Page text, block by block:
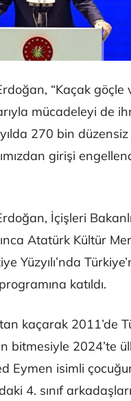
“Kaçak göçle
mücadeleyi de
270 bin düzensiz
girişi
İçişleri
Atatürk Kültür
Yüzyılı’nda
katıldı.
kaçarak 2011’de
bitmesiyle 2024’te
Eymen isimli
4. sınıf